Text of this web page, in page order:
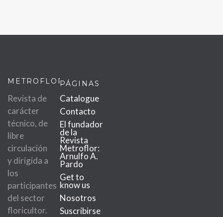
METROFLOR
Revista de
carácter
técnico, de
libre
circulación
y dirigida a
los
participantes
del sector
floricultor.
PÁGINAS
Catalogue
Contacto
El fundador
de la
Revista
Metroflor:
Arnulfo A.
Pardo
Get to
know us
Nosotros
Suscribirse